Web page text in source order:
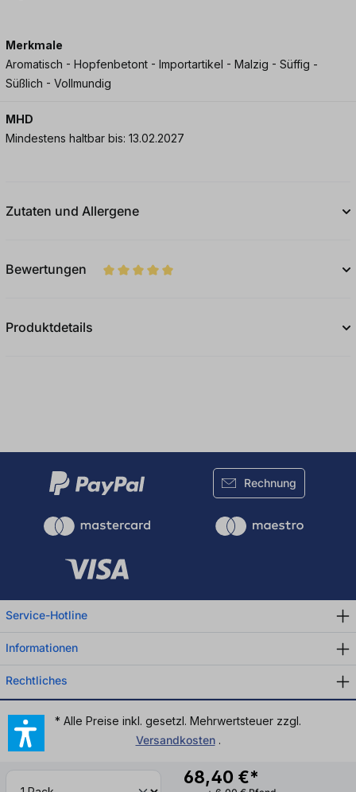
68,40 €*
Merkmale
Aromatisch - Hopfenbetont - Importartikel - Malzig - Süffig -
Süßlich - Vollmundig
MHD
Mindestens haltbar bis: 13.02.2027
Zutaten und Allergene
Bewertungen
Produktdetails
Rechnung
Service-Hotline
Informationen
Rechtliches
* Alle Preise inkl. gesetzl. Mehrwertsteuer zzgl.
Versandkosten.